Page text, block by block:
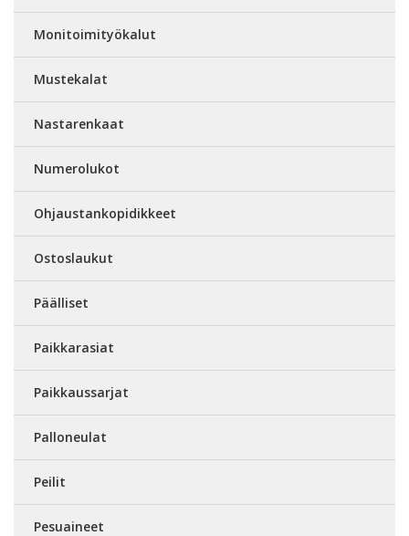
Monitoimityökalut
Mustekalat
Nastarenkaat
Numerolukot
Ohjaustankopidikkeet
Ostoslaukut
Päälliset
Paikkarasiat
Paikkaussarjat
Palloneulat
Peilit
Pesuaineet